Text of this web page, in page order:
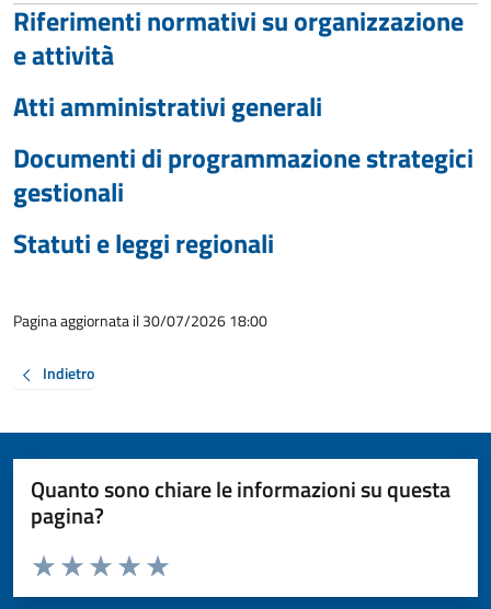
Riferimenti normativi su organizzazione
e attività
Atti amministrativi generali
Documenti di programmazione strategici
gestionali
Statuti e leggi regionali
Pagina aggiornata il 30/07/2026 18:00
Indietro
Quanto sono chiare le informazioni su questa
pagina?
Valuta da 1 a 5 stelle la pagina
Valuta 5 stelle su 5
Valuta 4 stelle su 5
Valuta 3 stelle su 5
Valuta 2 stelle su 5
Valuta 1 stelle su 5